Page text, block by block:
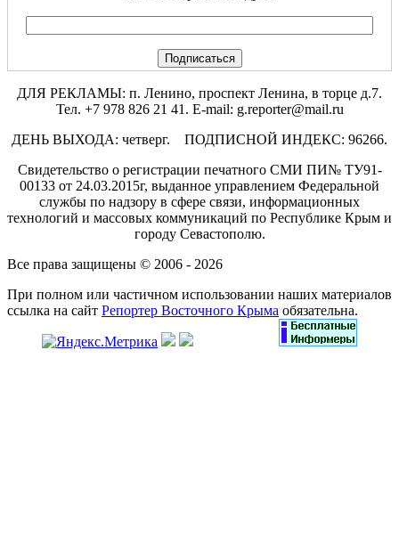
ДЛЯ РЕКЛАМЫ: п. Ленино, проспект Ленина, в торце д.7.
Тел. +7 978 826 21 41. E-mail: g.reporter@mail.ru
ДЕНЬ ВЫХОДА: четверг. ПОДПИСНОЙ ИНДЕКС: 96266.
Свидетельство о регистрации печатного СМИ ПИ№ ТУ91-
00133 от 24.03.2015г, выданное управлением Федеральной
службы по надзору в сфере связи, информационных
технологий и массовых коммуникаций по Республике Крым и
городу Севастополю.
Все права защищены © 2006 - 2026
При полном или частичном использовании наших материалов
ссылка на сайт Репортер Восточного Крыма обязательна.